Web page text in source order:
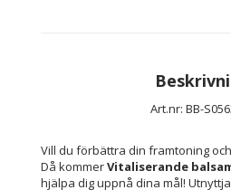
Art.nr: BB-
Vill du förbättra din framtoning
Då kommer Vitaliserande